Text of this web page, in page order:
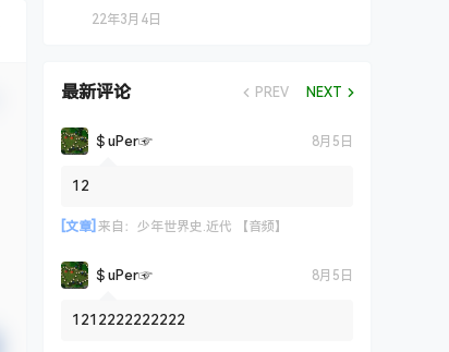
22年3月4日
最新评论 PREV NEXT
＄uΡer☞ 8月5日
12
[文章] 来自： 少年世界史.近代 【音频】
＄uΡer☞ 8月5日
1212222222222